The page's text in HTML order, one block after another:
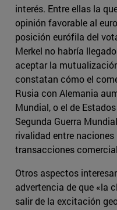
interés. Entre ellas la
opinión favorable al
posición eurófila del
Merkel no habría
aceptar la
constatan cómo el
Rusia con Alemania
Mundial, o el de
Segunda Guerra
rivalidad entre
transacciones
Otros aspectos
advertencia de que «la
salir de la excitación